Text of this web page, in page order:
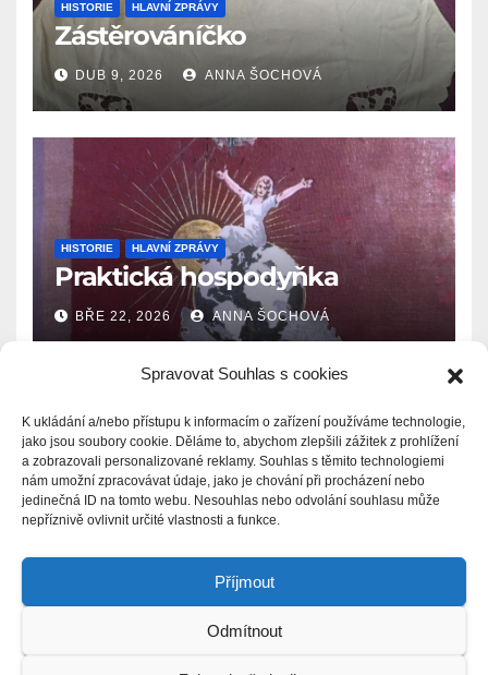
Spravovat Souhlas s cookies
K ukládání a/nebo přístupu k informacím o zařízení používáme technologie,
jako jsou soubory cookie. Děláme to, abychom zlepšili zážitek z prohlížení
a zobrazovali personalizované reklamy. Souhlas s těmito technologiemi
nám umožní zpracovávat údaje, jako je chování při procházení nebo
jedinečná ID na tomto webu. Nesouhlas nebo odvolání souhlasu může
nepříznivě ovlivnit určité vlastnosti a funkce.
Příjmout
Odmítnout
HISTORIE HLAVNÍ ZPRÁVY
Zástěrováníčko
DUB 9, 2026 ANNA ŠOCHOVÁ
HISTORIE HLAVNÍ ZPRÁVY
Praktická hospodyňka
BŘE 22, 2026 ANNA ŠOCHOVÁ
Zprávy.Ašsko.eu